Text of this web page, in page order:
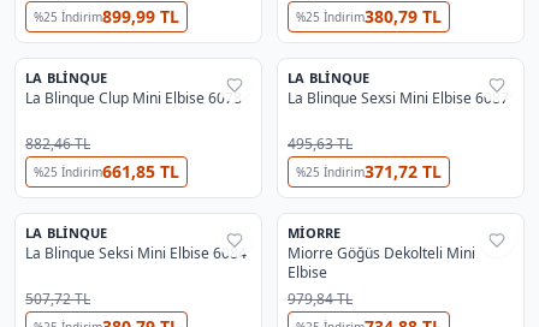
%25 İndirim899,99 TL %25 İndirim380,79 TL
%25
LA BLINQUE
La Blinque Clup Mini Elbise 6078
882,46 TL
%25 İndirim661,85 TL
%25
LA BLINQUE
La Blinque Sexsi Mini Elbise 6087
495,63 TL
%25 İndirim371,72 TL
%25
LA BLINQUE
La Blinque Seksi Mini Elbise 6084
507,72 TL
%40
MIORRE
Miorre Göğüs Dekolteli Mini
Elbise
979,84 TL